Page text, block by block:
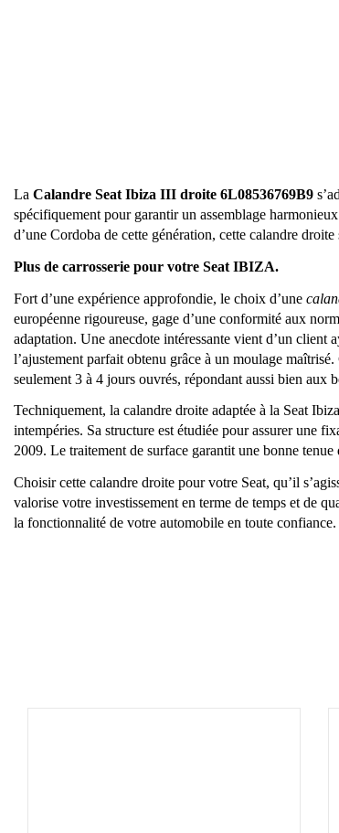
La Calandre Seat Ibiza III droite 6L08536769B9
spécifiquement pour garantir un assemblage
d’une Cordoba de cette génération, cette calandre
Plus de carrosserie pour votre Seat IBIZA.
Fort d’une expérience approfondie, le choix d’une
européenne rigoureuse, gage d’une conformité aux
adaptation. Une anecdote intéressante vient d’un client
l’ajustement parfait obtenu grâce à un moulage
seulement 3 à 4 jours ouvrés, répondant aussi bien aux
Techniquement, la calandre droite adaptée à la Seat
intempéries. Sa structure est étudiée pour assurer une
2009. Le traitement de surface garantit une bonne tenue
Choisir cette calandre droite pour votre Seat, qu’il
valorise votre investissement en terme de temps et de
la fonctionnalité de votre automobile en toute confiance.